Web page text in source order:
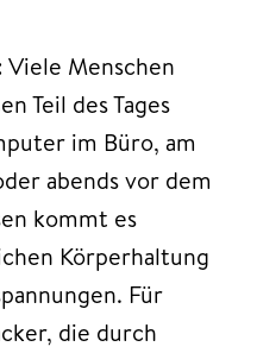
Viele Menschen
Teil des Tages
im Büro, am
abends vor dem
kommt es
Körperhaltung
Für
die durch